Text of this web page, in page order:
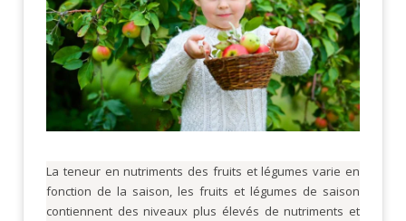
La teneur en nutriments des fruits et légumes varie en
fonction de la saison, les fruits et légumes de saison
contiennent des niveaux plus élevés de nutriments et